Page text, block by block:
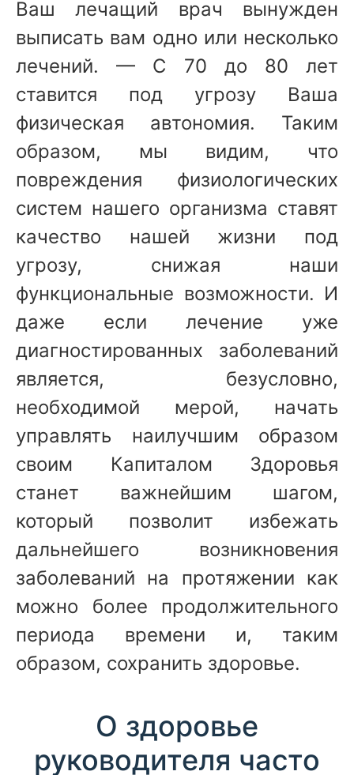
Ваш лечащий врач вынужден
выписать вам одно или несколько
лечений. — С 70 до 80 лет
ставится под угрозу Ваша
физическая автономия. Таким
образом, мы видим, что
повреждения физиологических
систем нашего организма ставят
качество нашей жизни под
угрозу, снижая наши
функциональные возможности. И
даже если лечение уже
диагностированных заболеваний
является, безусловно,
необходимой мерой, начать
управлять наилучшим образом
своим Капиталом Здоровья
станет важнейшим шагом,
который позволит избежать
дальнейшего возникновения
заболеваний на протяжении как
можно более продолжительного
периода времени и, таким
образом, сохранить здоровье.
О здоровье
руководителя часто